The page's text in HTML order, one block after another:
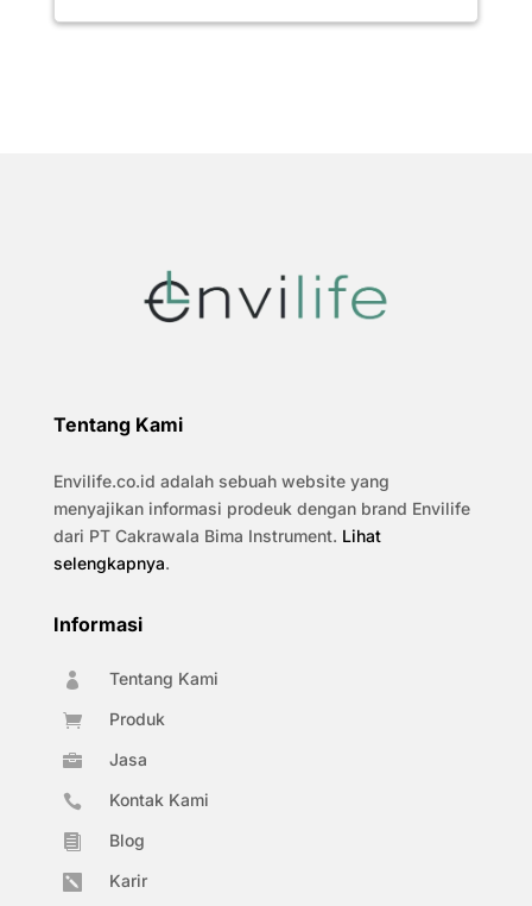
Tentang Kami
Envilife.co.id adalah sebuah website yang
menyajikan informasi prodeuk dengan brand Envilife
dari PT Cakrawala Bima Instrument. Lihat
selengkapnya.
Informasi
 Tentang Kami
 Produk
 Jasa
 Kontak Kami
 Blog
 Karir